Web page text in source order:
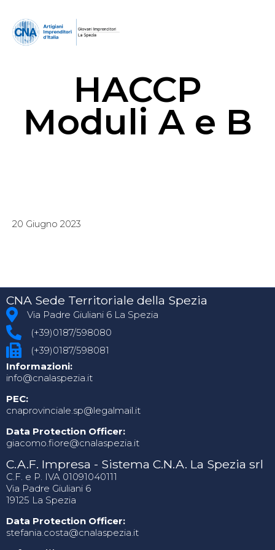
HACCP
Moduli A e B
20 Giugno 2023
CNA Sede Territoriale della Spezia
Via Padre Giuliani 6 La Spezia
(+39)0187/598080
(+39)0187/598081
Informazioni:
info@cnalaspezia.it
PEC:
cnaprovinciale.sp@legalmail.it
Data Protection Officer:
giacomo.fiore@cnalaspezia.it
C.A.F. Impresa - Sistema C.N.A. La Spezia srl
C.F. e P. IVA 01091040111
Via Padre Giuliani 6
19125 La Spezia
Data Protection Officer:
stefania.costa@cnalaspezia.it